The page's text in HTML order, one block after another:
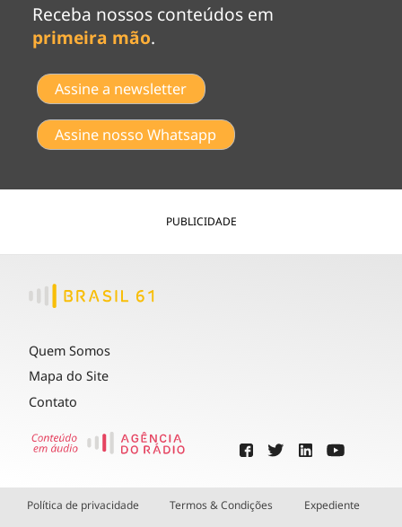
Receba nossos conteúdos em
primeira mão.
Assine a newsletter
Assine nosso Whatsapp
PUBLICIDADE
Quem Somos
Mapa do Site
Contato
Política de privacidade Termos & Condições Expediente